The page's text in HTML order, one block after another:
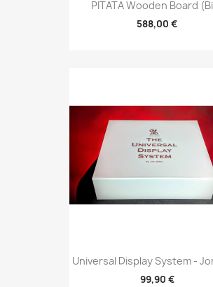
PITATA Wooden Board
588,00 €
Universal Display System -
99,90 €